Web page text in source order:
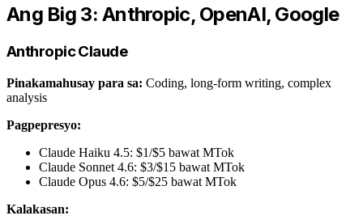
Ang Big 3: Anthropic, OpenAI, Google
Anthropic Claude
Pinakamahusay para sa: Coding, long-form writing, complex
analysis
Pagpepresyo:
Claude Haiku 4.5: $1/$5 bawat MTok
Claude Sonnet 4.6: $3/$15 bawat MTok
Claude Opus 4.6: $5/$25 bawat MTok
Kalakasan: